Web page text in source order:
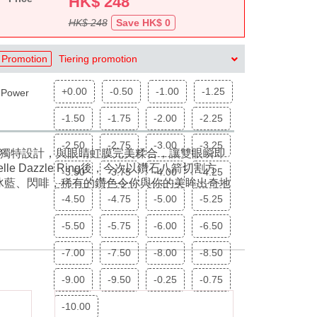
HK$ 248 Save HK$ 0
Promotion Tiering promotion
Power +0.00 -0.50 -1.00 -1.25
-1.50 -1.75 -2.00 -2.25
-2.50 -2.75 -3.00 -3.25
-3.50 -3.75 -4.00 -4.25
-4.50 -4.75 -5.00 -5.25
-5.50 -5.75 -6.00 -6.50
-7.00 -7.50 -8.00 -8.50
-9.00 -9.50 -0.25 -0.75
-10.00
特設計，與眼睛虹膜完美糅合，讓雙眼瞬即
Dazzle Ring後，今次以鑽石八箭切割方
、閃啡，稀有的鑽色令你與你的美眸出奇地